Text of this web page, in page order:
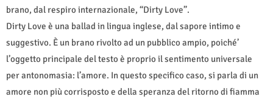
brano, dal respiro internazionale, “Dirty Love”.
Dirty Love è una ballad in lingua inglese, dal sapore intimo e
suggestivo. È un brano rivolto ad un pubblico ampio, poiché’
l’oggetto principale del testo è proprio il sentimento universale
per antonomasia: l’amore. In questo specifico caso, si parla di un
amore non più corrisposto e della speranza del ritorno di fiamma